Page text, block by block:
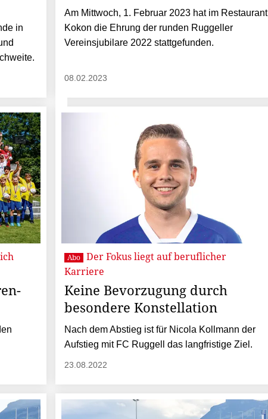
in
Am Mittwoch, 1. Februar 2023 hat im Restaurant
Kokon die Ehrung der runden Ruggeller
Vereinsjubilare 2022 stattgefunden.
08.02.2023
Abo Der Fokus liegt auf beruflicher
Karriere
Keine Bevorzugung durch
besondere Konstellation
Nach dem Abstieg ist für Nicola Kollmann der
Aufstieg mit FC Ruggell das langfristige Ziel.
23.08.2022